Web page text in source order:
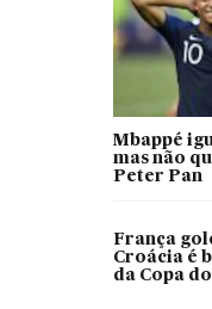
Mbappé
mas não
Peter Pan
França
Croácia é
da Copa